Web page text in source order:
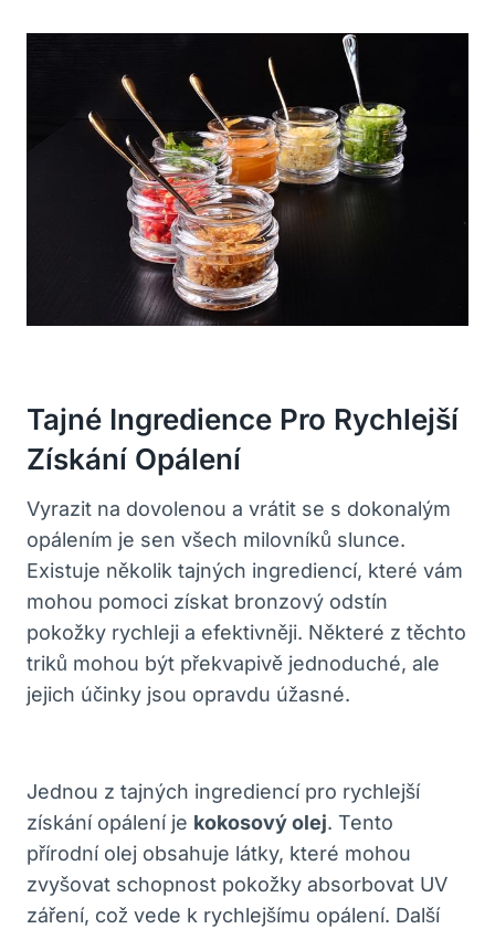
Tajné Ingredience Pro Rychlejší
Získání Opálení
Vyrazit na dovolenou a vrátit se s dokonalým
opálením je sen všech milovníků slunce.
Existuje několik tajných ingrediencí, které vám
mohou pomoci získat bronzový odstín
pokožky rychleji a efektivněji. Některé z těchto
triků mohou být překvapivě jednoduché, ale
jejich účinky jsou opravdu úžasné.
Jednou z tajných ingrediencí pro rychlejší
získání opálení je kokosový olej. Tento
přírodní olej obsahuje látky, které mohou
zvyšovat schopnost pokožky absorbovat UV
záření, což vede k rychlejšímu opálení. Další